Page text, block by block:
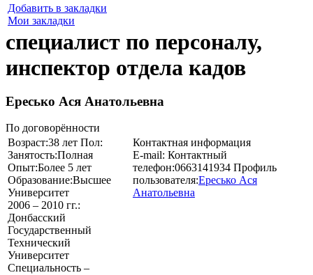
Добавить в закладки
Мои закладки
специалист по персоналу,
инспектор отдела кадов
Ересько Ася Анатольевна
По договорённости
Возраст:38 лет Пол:
Занятость:Полная
Опыт:Более 5 лет
Образование:Высшее
Университет
2006 – 2010 гг.:
Донбасский
Государственный
Технический
Университет
Специальность –
Контактная информация
E-mail: Контактный
телефон:0663141934 Профиль
пользователя:Ересько Ася
Анатольевна